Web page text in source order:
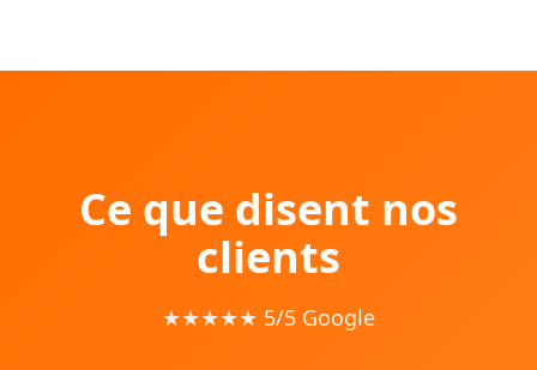
Ce que disent nos
clients
★★★★★ 5/5 Google